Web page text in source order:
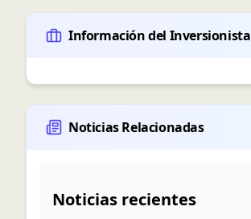
Información del Inversionista
Noticias Relacionadas
Noticias recientes